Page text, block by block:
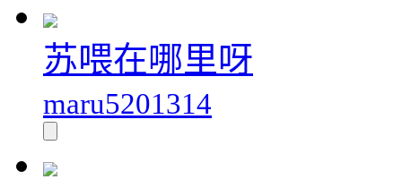
苏喂在哪里呀
maru5201314